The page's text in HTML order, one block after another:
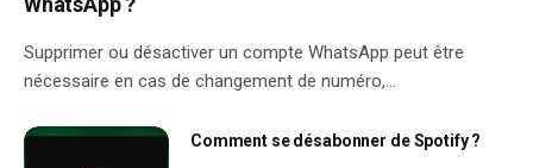
Supprimer ou désactiver un compte WhatsApp peut être
nécessaire en cas de changement de numéro,…
Comment se désabonner de Spotify ?